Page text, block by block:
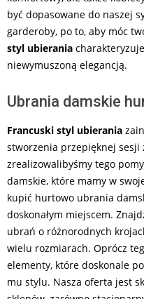
być dopasowane do naszej
garderoby, po to, aby móc
styl ubierania
niewymuszoną elegancją.
Ubrania damskie
Francuski styl ubierania
stworzenia przepięknej
zrealizowalibyśmy tego
damskie, które mamy w
kupić hurtowo ubrania
doskonałym miejscem.
ubrań o różnorodnych
wielu rozmiarach. Oprócz
elementy, które doskonale
mu stylu. Nasza oferta jest